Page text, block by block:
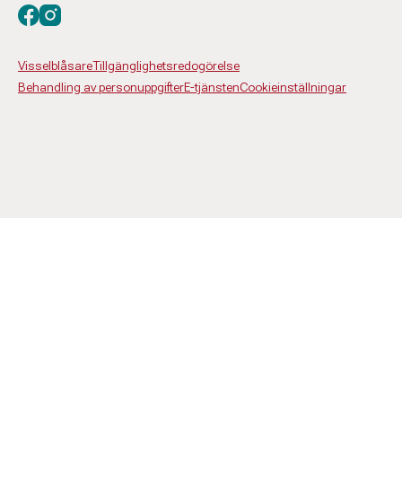
VisselblåsareTillgänglighetsredogörelse
Behandling av personuppgifterE-tjänstenCookieinställningar
Besök oss på facebook
Besök oss på instagram